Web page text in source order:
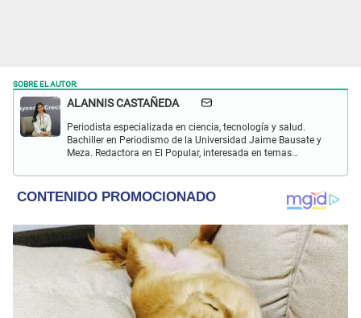
SOBRE EL AUTOR:
ALANNIS CASTAÑEDA
Periodista especializada en ciencia, tecnología y salud.
Bachiller en Periodismo de la Universidad Jaime Bausate y
Meza. Redactora en El Popular, interesada en temas
astronómicos, hallazgos y más.